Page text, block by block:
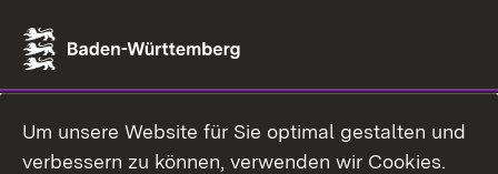
Um unsere Website für Sie optimal gestalten und
verbessern zu können, verwenden wir Cookies.